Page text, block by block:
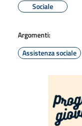
Sociale
Argomenti:
Assistenza sociale